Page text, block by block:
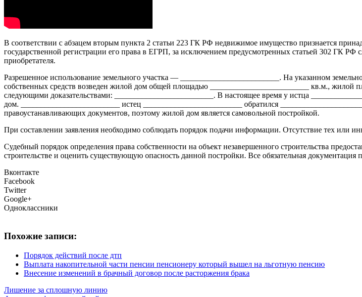
В соответствии с абзацем вторым пункта 2 статьи 223 ГК РФ недвижимое имущество признается
государственной регистрации его права в ЕГРП, за исключением предусмотренных статьей 302 ГК РФ
приобретателя.
Разрешенное использование земельного участка — _________________________. На указанном
собственных средств возведен жилой дом общей площадью _________________________ кв.м., жилой
следующими доказательствами: _________________________. В настоящее время у истца
дом. _________________________ истец _________________________ обратился
правоустанавливающих документов, поэтому жилой дом является самовольной постройкой.
При составлении заявления необходимо соблюдать порядок подачи информации. Отсутствие тех или
Судебный порядок определения права собственности на объект незавершенного строительства
строительстве и оценить существующую опасность данной постройки. Все обязательная документация
Вконтакте
Facebook
Twitter
Google+
Одноклассники
Похожие записи:
Порядок действий после дтп
Выплата накопительной части пенсии пенсионеру который вышел на льготную пенсию
Внесение изменений в брачный договор после расторжения брака
Лишение за сплошную линию